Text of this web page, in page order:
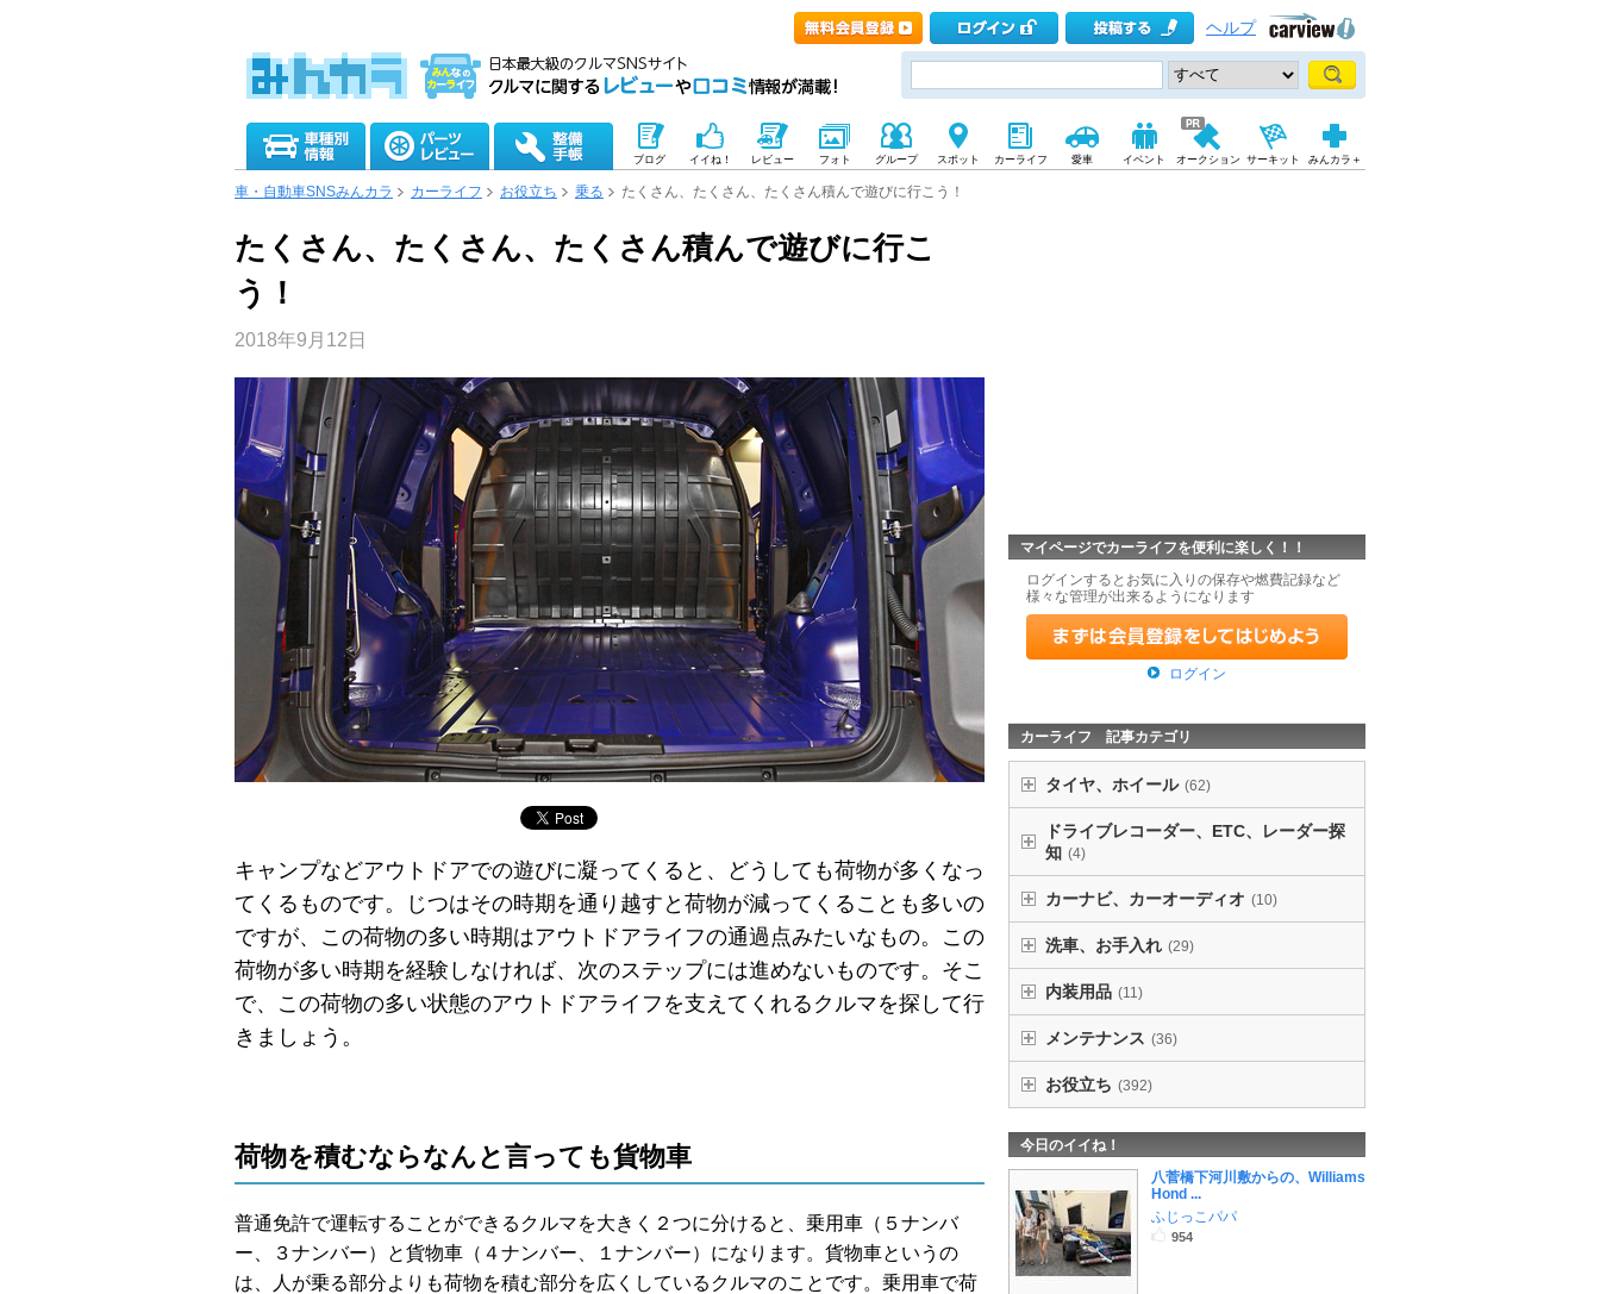
ヘルプ
ブログ イイね！ レビュー フォト グループ スポット カーライフ 愛車 イベント オークション サーキット みんカラ＋
車・自動車SNSみんカラ カーライフ お役立ち 乗る たくさん、たくさん、たくさん積んで遊びに行こう！
たくさん、たくさん、たくさん積んで遊びに行こ
う！
2018年9月12日
キャンプなどアウトドアでの遊びに凝ってくると、どうしても荷物が多くなっ
てくるものです。じつはその時期を通り越すと荷物が減ってくることも多いの
ですが、この荷物の多い時期はアウトドアライフの通過点みたいなもの。この
荷物が多い時期を経験しなければ、次のステップには進めないものです。そこ
で、この荷物の多い状態のアウトドアライフを支えてくれるクルマを探して行
きましょう。
荷物を積むならなんと言っても貨物車
普通免許で運転することができるクルマを大きく２つに分けると、乗用車（５ナンバ
ー、３ナンバー）と貨物車（４ナンバー、１ナンバー）になります。貨物車というの
は、人が乗る部分よりも荷物を積む部分を広くしているクルマのことです。乗用車で荷
マイページでカーライフを便利に楽しく！！
ログインするとお気に入りの保存や燃費記録など
様々な管理が出来るようになります
ログイン
カーライフ 記事カテゴリ
タイヤ、ホイール (62)
ドライブレコーダー、ETC、レーダー探
知 (4)
カーナビ、カーオーディオ (10)
洗車、お手入れ (29)
内装用品 (11)
メンテナンス (36)
お役立ち (392)
今日のイイね！
八菅橋下河川敷からの、Williams
Hond ...
ふじっこパパ
954